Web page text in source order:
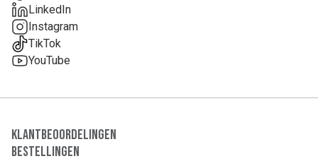
LinkedIn
Instagram
TikTok
YouTube
Klantbeoordelingen
Bestellingen